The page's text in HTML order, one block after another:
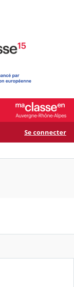
Se connecter